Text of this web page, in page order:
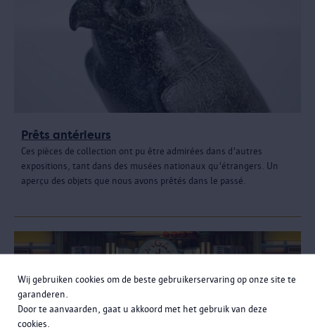
Wij gebruiken cookies om de beste gebruikerservaring op onze site te
garanderen.
Door te aanvaarden, gaat u akkoord met het gebruik van deze
cookies.
Prêts antérieurs
Ces pièces de collection ont pu être admirées dans d'autres
expositions, tant dans des musées nationaux qu'étrangers. Un
aperçu des objets que nous avons prêtés dans le passé.